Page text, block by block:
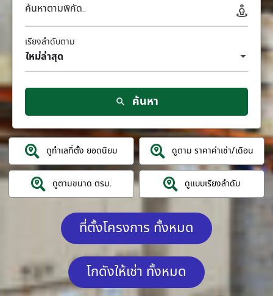
ค้นหาตามพิกัด..
ใหม่ล่าสุด
เรียงลำดับตาม
ค้นหา
ดูทำเลที่ตั้ง ยอดนิยม ดูตาม ราคาค่าเช่า/เดือน
ดูตามขนาด ตรม. ดูแบบเรียงลำดับ
ที่ตั้งโครงการ ทั้งหมด
โกดังให้เช่า ทั้งหมด